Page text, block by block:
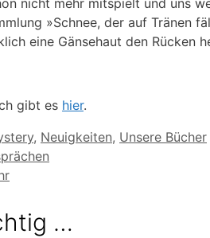
nicht mehr mitspielt und uns
»Schnee, der auf Tränen
eine Gänsehaut den Rücken
gibt es hier.
, Neuigkeiten, Unsere Bücher
…